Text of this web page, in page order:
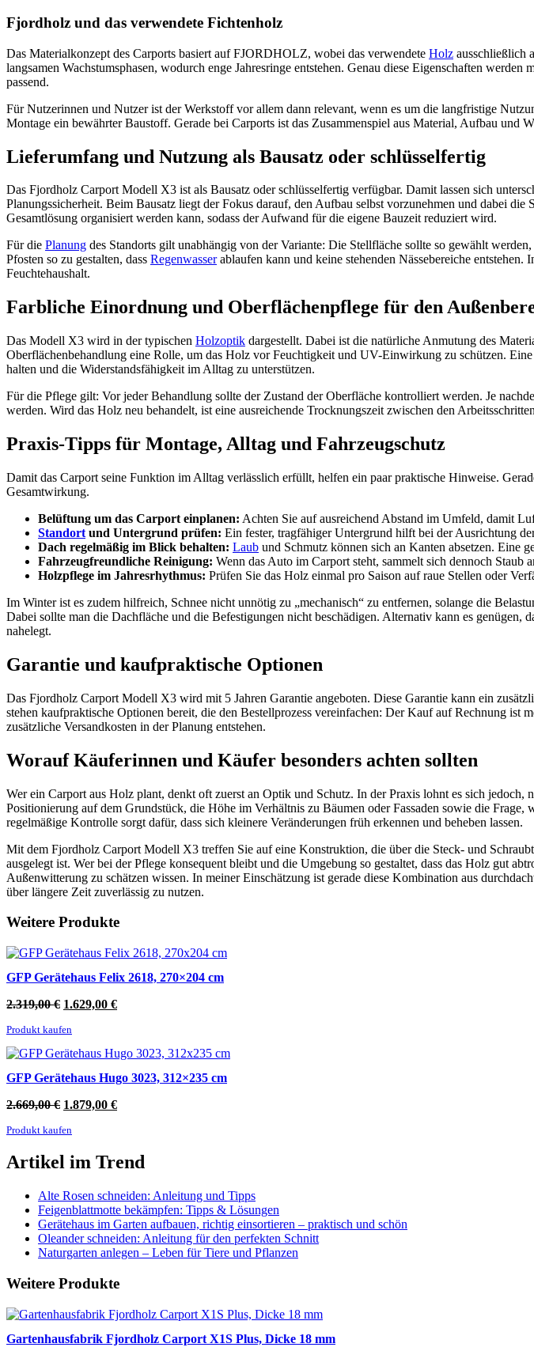
Fjordholz und das verwendete Fichtenholz
Das Materialkonzept des Carports basiert auf FJORDHOLZ, wobei das verwendete Holz ausschließlich
langsamen Wachstumsphasen, wodurch enge Jahresringe entstehen. Genau diese Eigenschaften
passend.
Für Nutzerinnen und Nutzer ist der Werkstoff vor allem dann relevant, wenn es um die langfristige
Montage ein bewährter Baustoff. Gerade bei Carports ist das Zusammenspiel aus Material, Aufbau und
Lieferumfang und Nutzung als Bausatz oder schlüsselfertig
Das Fjordholz Carport Modell X3 ist als Bausatz oder schlüsselfertig verfügbar. Damit lassen sich
Planungssicherheit. Beim Bausatz liegt der Fokus darauf, den Aufbau selbst vorzunehmen und dabei
Gesamtlösung organisiert werden kann, sodass der Aufwand für die eigene Bauzeit reduziert wird.
Für die Planung des Standorts gilt unabhängig von der Variante: Die Stellfläche sollte so gewählt
Pfosten so zu gestalten, dass Regenwasserablaufen kann und keine stehenden Nässebereiche
Feuchtehaushalt.
Farbliche Einordnung und Oberflächenpflege für den
Das Modell X3 wird in der typischen Holzoptik dargestellt. Dabei ist die natürliche Anmutung des
Oberflächenbehandlung eine Rolle, um das Holz vor Feuchtigkeit und UV-Einwirkung zu schützen.
halten und die Widerstandsfähigkeit im Alltag zu unterstützen.
Für die Pflege gilt: Vor jeder Behandlung sollte der Zustand der Oberfläche kontrolliert werden. Je
werden. Wird das Holz neu behandelt, ist eine ausreichende Trocknungszeit zwischen den
Praxis-Tipps für Montage, Alltag und Fahrzeugschutz
Damit das Carport seine Funktion im Alltag verlässlich erfüllt, helfen ein paar praktische Hinweise.
Gesamtwirkung.
Belüftung um das Carport einplanen: Achten Sie auf ausreichend Abstand im Umfeld, damit
Standort und Untergrund prüfen: Ein fester, tragfähiger Untergrund hilft bei der Ausrichtung
Dach regelmäßig im Blick behalten: Laub und Schmutz können sich an Kanten absetzen. Eine
Fahrzeugfreundliche Reinigung: Wenn das Auto im Carport steht, sammelt sich dennoch
Holzpflege im Jahresrhythmus: Prüfen Sie das Holz einmal pro Saison auf raue Stellen oder
Im Winter ist es zudem hilfreich, Schnee nicht unnötig zu „mechanisch“ zu entfernen, solange die
Dabei sollte man die Dachfläche und die Befestigungen nicht beschädigen. Alternativ kann es
nahelegt.
Garantie und kaufpraktische Optionen
Das Fjordholz Carport Modell X3 wird mit 5 Jahren Garantie angeboten. Diese Garantie kann ein
stehen kaufpraktische Optionen bereit, die den Bestellprozess vereinfachen: Der Kauf auf Rechnung ist
zusätzliche Versandkosten in der Planung entstehen.
Worauf Käuferinnen und Käufer besonders achten sollten
Wer ein Carport aus Holz plant, denkt oft zuerst an Optik und Schutz. In der Praxis lohnt es sich
Positionierung auf dem Grundstück, die Höhe im Verhältnis zu Bäumen oder Fassaden sowie die
regelmäßige Kontrolle sorgt dafür, dass sich kleinere Veränderungen früh erkennen und beheben lassen.
Mit dem Fjordholz Carport Modell X3 treffen Sie auf eine Konstruktion, die über die Steck- und
ausgelegt ist. Wer bei der Pflege konsequent bleibt und die Umgebung so gestaltet, dass das Holz gut
Außenwitterung zu schätzen wissen. In meiner Einschätzung ist gerade diese Kombination aus
über längere Zeit zuverlässig zu nutzen.
Weitere Produkte
GFP Gerätehaus Felix 2618, 270×204 cm
2.319,00€ Ursprünglicher
war:
2.319,00 €
1.629,00 €Aktueller
1.629,00 €.
Produkt kaufen
GFP Gerätehaus Hugo 3023, 312×235 cm
2.669,00€ Ursprünglicher
war:
1.879,00 €Aktueller
Produkt kaufen
Artikel im Trend
Alte Rosen schneiden: Anleitung und Tipps
Feigenblattmotte bekämpfen: Tipps & Lösungen
Gerätehaus im Garten aufbauen, richtig einsortieren – praktisch und schön
Oleander schneiden: Anleitung für den perfekten Schnitt
Naturgarten anlegen – Leben für Tiere und Pflanzen
Weitere Produkte
Gartenhausfabrik Fjordholz Carport X1S Plus, Dicke 18 mm